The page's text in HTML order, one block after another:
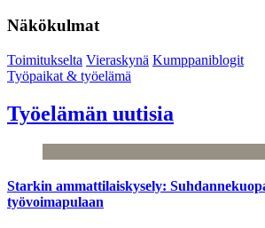
Näkökulmat
Toimitukselta Vieraskynä Kumppaniblogit
Työpaikat & työelämä
Työelämän uutisia
Starkin ammattilaiskysely:
työvoimapulaan